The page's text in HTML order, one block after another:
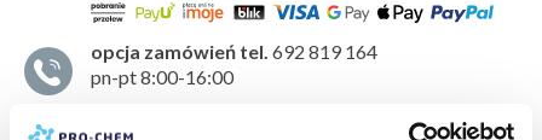
opcja zamówień tel. 692 819 164
pn-pt 8:00-16:00
Odświeżacz powietrza, który doskonale sprawdza się jako